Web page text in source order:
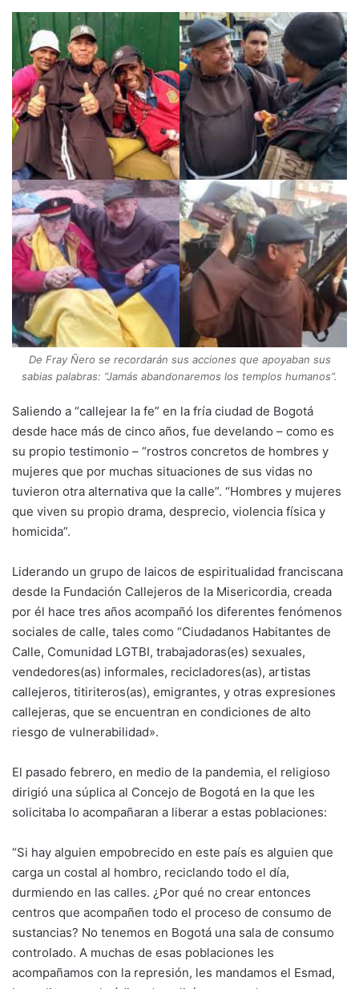
De Fray Ñero se recordarán sus acciones que apoyaban sus
sabias palabras: “Jamás abandonaremos los templos humanos”.
Saliendo a “callejear la fe” en la fría ciudad de Bogotá
desde hace más de cinco años, fue develando – como es
su propio testimonio – “rostros concretos de hombres y
mujeres que por muchas situaciones de sus vidas no
tuvieron otra alternativa que la calle”. “Hombres y mujeres
que viven su propio drama, desprecio, violencia física y
homicida”.
Liderando un grupo de laicos de espiritualidad franciscana
desde la Fundación Callejeros de la Misericordia, creada
por él hace tres años acompañó los diferentes fenómenos
sociales de calle, tales como “Ciudadanos Habitantes de
Calle, Comunidad LGTBI, trabajadoras(es) sexuales,
vendedores(as) informales, recicladores(as), artistas
callejeros, titiriteros(as), emigrantes, y otras expresiones
callejeras, que se encuentran en condiciones de alto
riesgo de vulnerabilidad».
El pasado febrero, en medio de la pandemia, el religioso
dirigió una súplica al Concejo de Bogotá en la que les
solicitaba lo acompañaran a liberar a estas poblaciones:
“Si hay alguien empobrecido en este país es alguien que
carga un costal al hombro, reciclando todo el día,
durmiendo en las calles. ¿Por qué no crear entonces
centros que acompañen todo el proceso de consumo de
sustancias? No tenemos en Bogotá una sala de consumo
controlado. A muchas de esas poblaciones les
acompañamos con la represión, les mandamos el Esmad,